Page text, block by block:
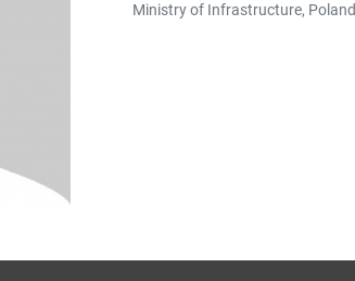
Ministry of Infrastructure, Poland